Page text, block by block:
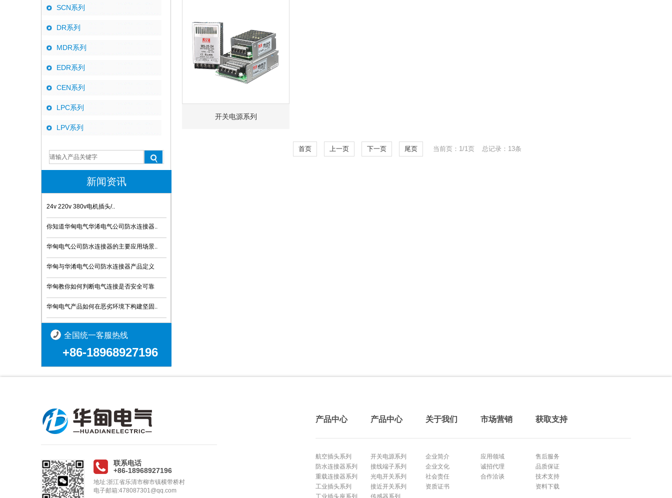
SCN系列
DR系列
MDR系列
EDR系列
CEN系列
LPC系列
LPV系列
新闻资讯
24v 220v 380v电机插头/..
你知道华甸电气华浠电气公司防水连接器..
华甸电气公司防水连接器的主要应用场景..
华甸与华淆电气公司防水连接器产品定义
华甸教你如何判断电气连接是否安全可靠
华甸电气产品如何在恶劣环境下构建坚固..
全国统一客服热线
+86-18968927196
开关电源系列
首页 上一页 下一页 尾页 当前页：1/1页 总记录：13条
联系电话
+86-18968927196
地址:浙江省乐清市柳市镇横带桥村
电子邮箱:478087301@qq.com
产品中心 产品中心 关于我们 市场营销 获取支持
航空插头系列
防水连接器系列
重载连接器系列
工业插头系列
工业插头座系列
开关电源系列
接线端子系列
光电开关系列
接近开关系列
传感器系列
企业简介
企业文化
社会责任
资质证书
应用领域
诚招代理
合作洽谈
售后服务
品质保证
技术支持
资料下载